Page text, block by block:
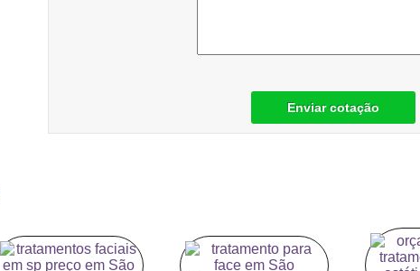
Enviar cotação